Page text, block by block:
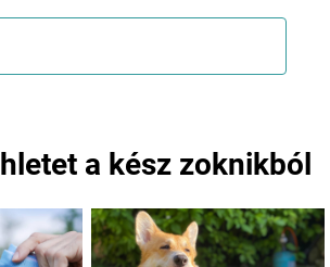
a kész zoknikból